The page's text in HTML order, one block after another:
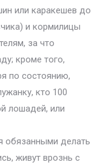
или каракешев до
и кормилицы
за что
кроме того,
по состоянию,
кто 100
лошадей, или
обязанными делать
живут врознь с